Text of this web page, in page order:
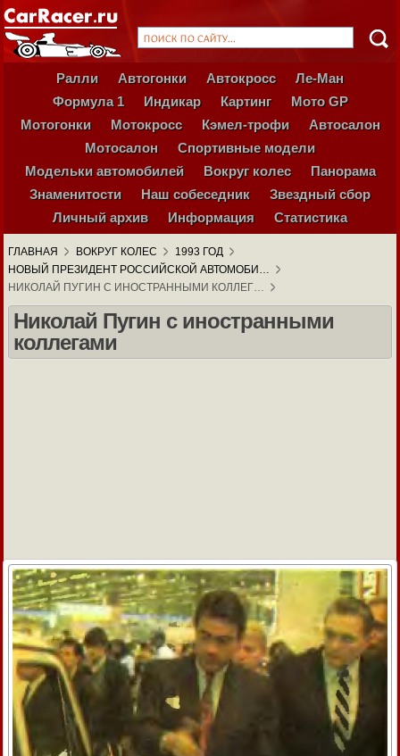
Ралли Автогонки Автокросс
Ле-Ман
Формула 1
Индикар Картинг
Мото GP
Мотогонки
Мотокросс Кэмел-трофи
Автосалон
Мотосалон
Спортивные модели
Модельки автомобилей
Вокруг колес
Панорама
Знаменитости
Наш собеседник
Звездный сбор
Личный архив
Информация Статистика
ГЛАВНАЯ ВОКРУГ КОЛЕС
1993 ГОД
НОВЫЙ ПРЕЗИДЕНТ РОССИЙСКОЙ АВТОМОБИ…
НИКОЛАЙ ПУГИН С ИНОСТРАННЫМИ КОЛЛЕГ…
Николай Пугин с иностранными
коллегами